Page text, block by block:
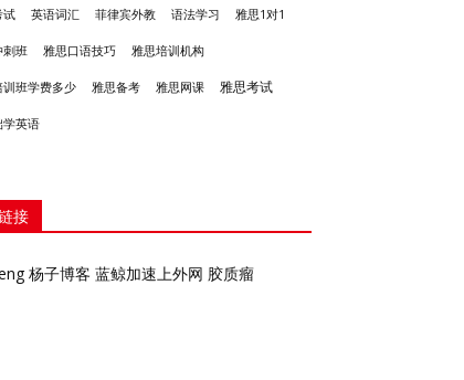
试 英语词汇 菲律宾外教 语法学习 雅思1对1
刺班 雅思口语技巧 雅思培训机构
训班学费多少 雅思备考 雅思网课 雅思考试
学英语
接
杨子博客 蓝鲸加速上外网 胶质瘤